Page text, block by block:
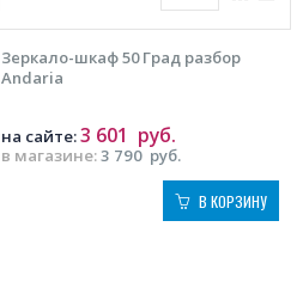
Зеркало-шкаф 50 Град разбор
Andaria
в магазине:3 790 руб.
на сайте:3 601 руб.
В КОРЗИНУ